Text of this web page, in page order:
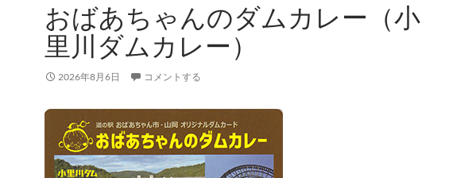
おばあちゃんのダムカレー（小
里川ダムカレー）
2026年8月6日 コメントする